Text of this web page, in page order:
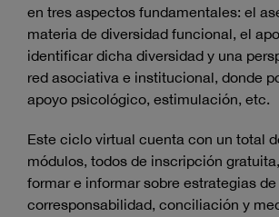
en tres aspectos fundamentales: el
materia de diversidad funcional, el
identificar dicha diversidad y una
red asociativa e institucional, donde
apoyo psicológico, estimulación, etc.
Este ciclo virtual cuenta con un total
módulos, todos de inscripción
formar e informar sobre estrategias de
corresponsabilidad, conciliación y